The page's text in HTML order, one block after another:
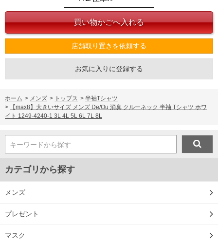
店舗取り置きを依頼する
お気に入りに登録する
ホーム > メンズ > トップス > 半袖Tシャツ
>
【max8】大きいサイズ メンズ De/Ou 消臭 クルーネック 半袖 Tシャツ ホワ
イト 1249-4240-1 3L 4L 5L 6L 7L 8L
キーワードから探す
カテゴリから探す
メンズ
プレゼント
マスク